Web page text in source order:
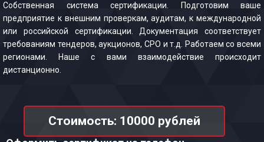
Собственная система сертификации. Подготовим ваше
предприятие к внешним проверкам, аудитам, к международной
или российской сертификации. Документация соответствует
требованиям тендеров, аукционов, СРО и т.д. Работаем со всеми
регионами. Наше с вами взаимодействие происходит
дистанционно.
Стоимость: 10000 рублей